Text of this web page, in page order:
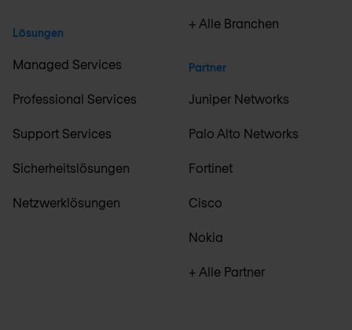
Lösungen
Managed Services
Professional Services
Support Services
Sicherheitslösungen
Netzwerklösungen
+ Alle Branchen
Partner
Juniper Networks
Palo Alto Networks
Fortinet
Cisco
Nokia
+ Alle Partner